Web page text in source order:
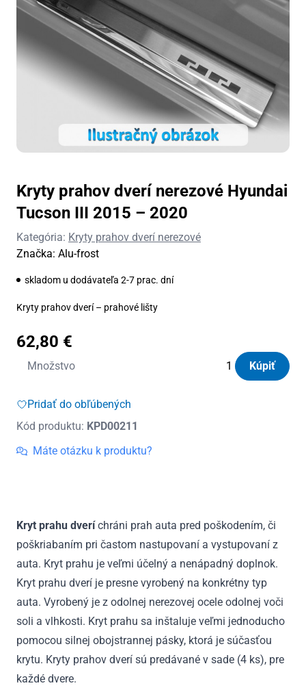
Kryty prahov dverí nerezové Hyundai
Tucson III 2015 – 2020
Kategória: Kryty prahov dverí nerezové
Značka: Alu-frost
skladom u dodávateľa 2-7 prac. dní
Kryty prahov dverí – prahové lišty
62,80 €
Množstvo
množstvo
prahov
nerezové
Hyundai
2020
Kúpiť
Pridať do obľúbených
Kód produktu: KPD00211
Máte otázku k produktu?
Kryt prahu dveríchráni prah auta pred poškodením, či
poškriabaním pri častom nastupovaní a vystupovaní z
auta. Kryt prahu je veľmi účelný a nenápadný doplnok.
Kryt prahu dverí je presne vyrobený na konkrétny typ
auta. Vyrobený je z odolnej nerezovej ocele odolnej voči
soli a vlhkosti. Kryt prahu sa inštaluje veľmi jednoducho
pomocou silnej obojstrannej pásky, ktorá je súčasťou
krytu. Kryty prahov dverí sú predávané v sade (4 ks), pre
každé dvere.